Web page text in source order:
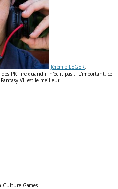
Jérémie LEGER,
PK Fire quand il n'écrit pas... L'important, ce
VII est le meilleur.
Culture Games